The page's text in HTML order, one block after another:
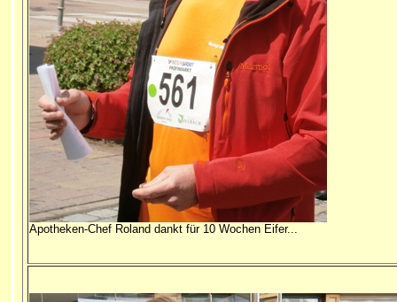
Apotheken-Chef Roland dankt für 10 Wochen Eifer...